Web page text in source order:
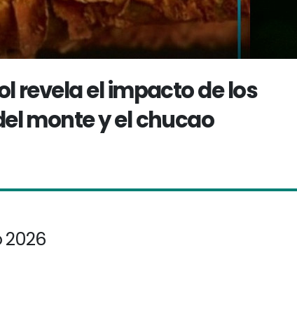
revela el impacto de los
monte y el chucao
2026